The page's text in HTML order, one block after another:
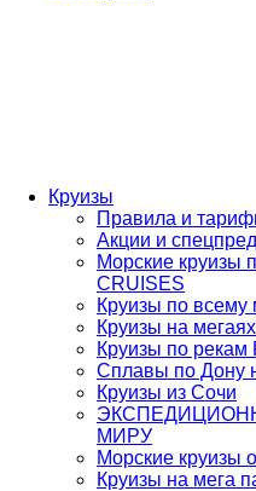
Круизы
Правила и
Акции и
Морские круизы
CRUISES
Круизы по всему
Круизы на
Круизы по рекам
Сплавы по Дону
Круизы из Сочи
МИРУ
Морские круизы
Круизы на мега